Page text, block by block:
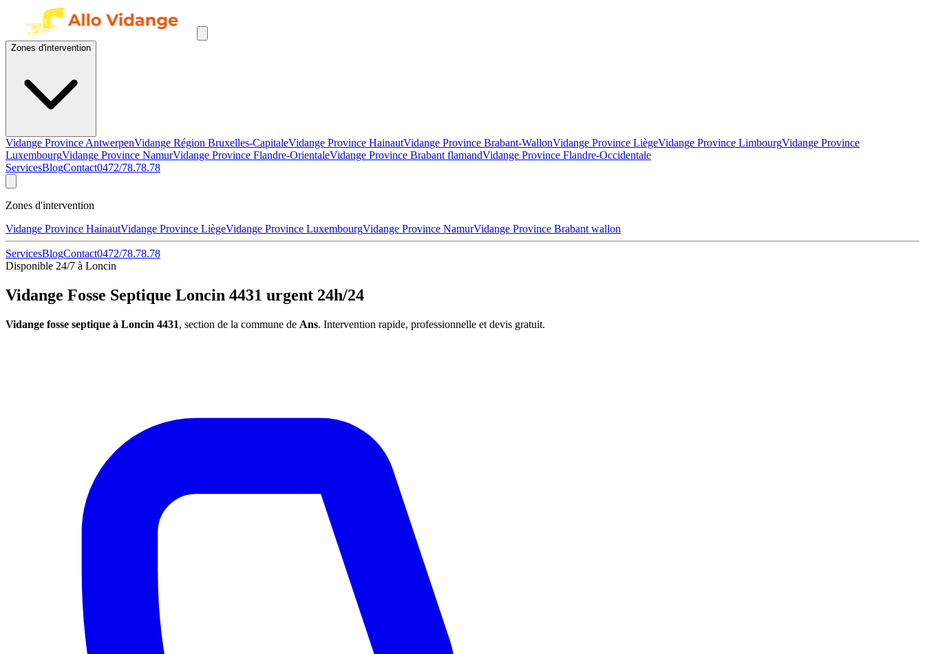
Zones d'intervention
Vidange Province AntwerpenVidange Région Bruxelles-CapitaleVidange Province HainautVidange Province Brabant-WallonVidange Province LiègeVidange Province LimbourgVidange Province
LuxembourgVidange Province NamurVidange Province Flandre-OrientaleVidange Province Brabant flamandVidange Province Flandre-Occidentale
ServicesBlogContact0472/78.78.78
Zones d'intervention
Vidange Province HainautVidange Province LiègeVidange Province LuxembourgVidange Province NamurVidange Province Brabant wallon
ServicesBlogContact0472/78.78.78
Disponible 24/7 à Loncin
Vidange Fosse Septique Loncin 4431 urgent 24h/24
Vidange fosse septique à Loncin 4431, section de la commune de Ans. Intervention rapide, professionnelle et devis gratuit.